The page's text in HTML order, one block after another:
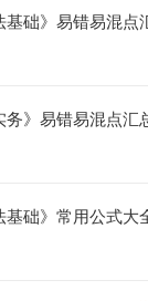
基础》易错易混点
务》易错易混点汇
基础》常用公式大